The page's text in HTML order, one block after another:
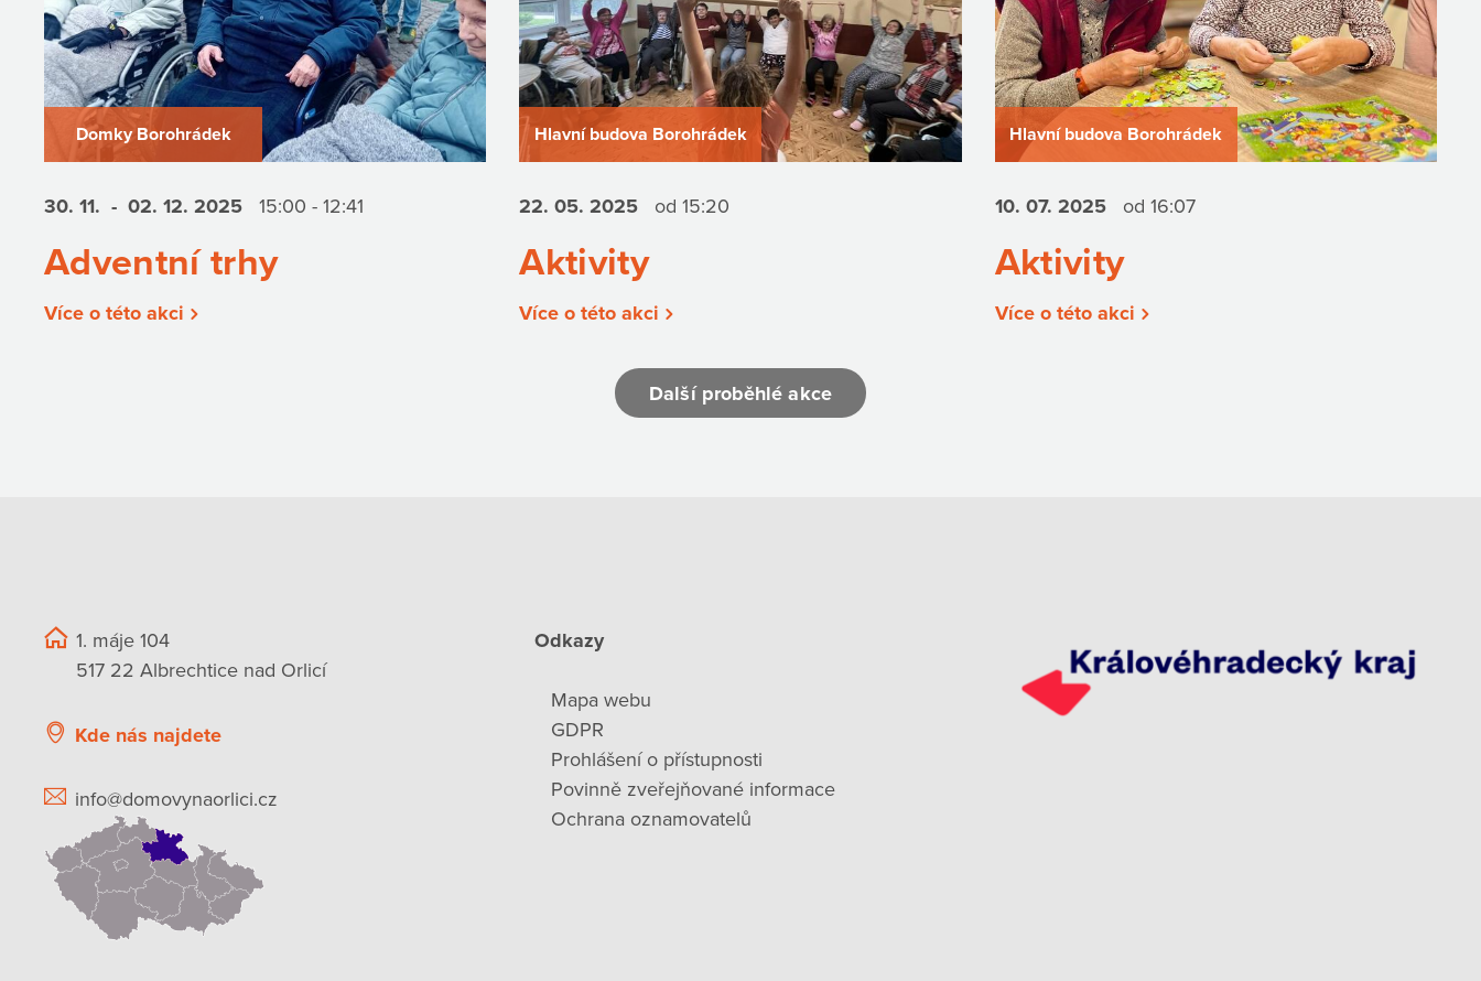
Domky Borohrádek
30. 11. - 02. 12. 2025 15:00 - 12:41
Adventní trhy
Více o této akci
Hlavní budova Borohrádek
22. 05.2025 od 15:20
Aktivity
Více o této akci
Hlavní budova Borohrádek
10. 07. 2025 od 16:07
Aktivity
Více o této akci
Další proběhlé akce
1. máje 104
517 22 Albrechtice nad Orlicí
Kde nás najdete
info@domovynaorlici.cz
Odkazy
Mapa webu
GDPR
Prohlášení o přístupnosti
Povinně zveřejňované informace
Ochrana oznamovatelů